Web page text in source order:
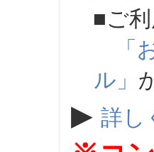
■ご利
「
ル」
▶ 詳し